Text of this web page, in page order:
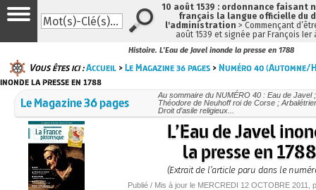
Histoire. L'Eau de Javel inonde la presse en 1788
Vous êtes ici :Accueil >Le Magazine 36 pages >Numéro 40 (Automne/
inonde la presse en 1788
Le Magazine 36 pages
Au sommaire du NUMÉRO 40 : Eau de Javel
Théodore de Neuhoff roi de Corse ;
Droit d’asile religieux...
L’Eau de Javel
la presse en
(Extrait de l’article paru dans le
Publié / Mis à jour le MERCREDI 12 OCTOBRE 2011 ,
10 août 1539 : ordonnance faisant
français la langue officielle du
l'administration > Commençant
août 1539 et signée par François